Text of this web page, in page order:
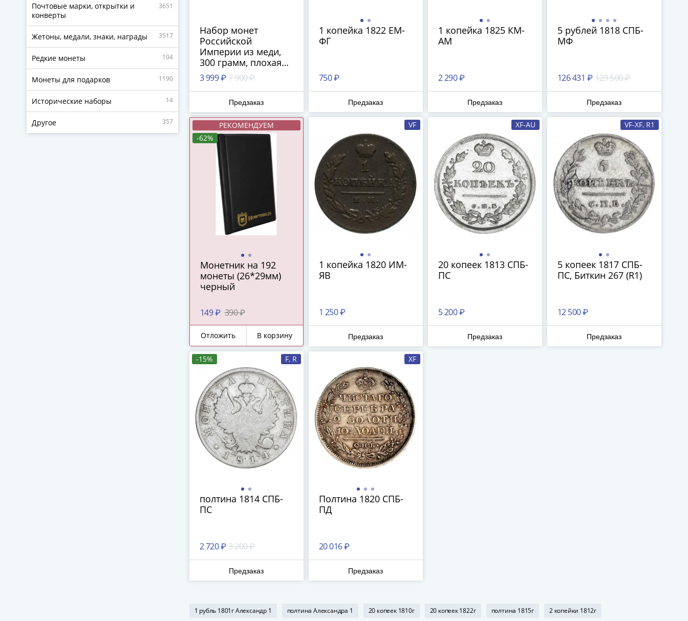
Почтовые марки, открытки и
конверты
3651
Жетоны, медали, знаки, награды 3517
Редкие монеты 104
Монеты для подарков 1190
Исторические наборы 14
Другое 357
Набор монет
Российской
Империи из меди,
300 грамм, плохая
сохранность
3 999 ₽ 7 900 ₽
Предзаказ
1 копейка 1822 ЕМ-
ФГ
750 ₽
Предзаказ
1 копейка 1825 КМ-
АМ
2 290 ₽
Предзаказ
5 рублей 1818 СПБ-
МФ
126 431 ₽ 129 500 ₽
Предзаказ
РЕКОМЕНДУЕМ
-62%
Монетник на 192
монеты (26*29мм)
черный
149 ₽ 390 ₽
Отложить В корзину
VF
1 копейка 1820 ИМ-
ЯВ
1 250 ₽
Предзаказ
XF-AU
20 копеек 1813 СПБ-
ПС
5 200 ₽
Предзаказ
VF-XF, R1
5 копеек 1817 СПБ-
ПС, Биткин 267 (R1)
12 500 ₽
Предзаказ
-15% F, R
полтина 1814 СПБ-
ПС
2 720 ₽ 3 200 ₽
Предзаказ
XF
Полтина 1820 СПБ-
ПД
20 016 ₽
Предзаказ
1 рубль 1801г Александр 1 полтина Александра 1 20 копеек 1810г 20 копеек 1822г полтина 1815г 2 копейки 1812г